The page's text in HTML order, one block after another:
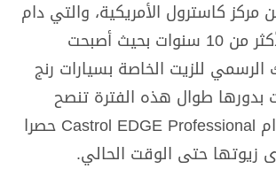
مركز كاسترول الأمريكية، والتي دام
عقد الشركتين لأكثر من 10 سنوات بحيث أصبحت
للزيت الخاصة بسيارات رنج
بدورها طوال هذه الفترة تنصح
عملاءها باستخدام Castrol EDGE Professional حصرا
زيوتها حتى الوقت الحالي.